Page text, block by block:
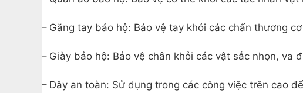
– Găng tay bảo hộ: Bảo vệ tay khỏi các chấn thương
– Giày bảo hộ: Bảo vệ chân khỏi các vật sắc nhọn, va
– Dây an toàn: Sử dụng trong các công việc trên cao